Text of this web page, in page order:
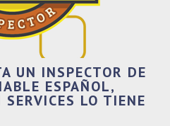
UN INSPECTOR DE
ESPAÑOL,
SERVICES LO TIENE